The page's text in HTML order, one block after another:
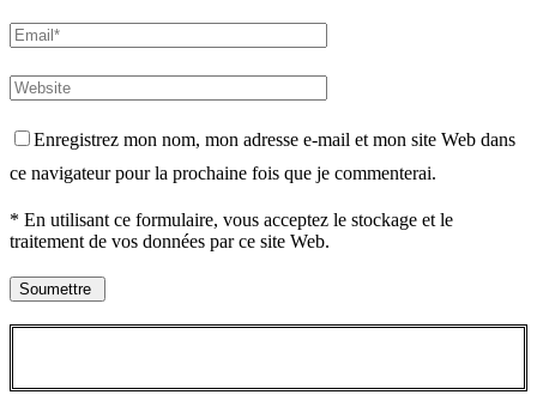
Enregistrez mon nom, mon adresse e-mail et mon site Web dans
ce navigateur pour la prochaine fois que je commenterai.
* En utilisant ce formulaire, vous acceptez le stockage et le
traitement de vos données par ce site Web.